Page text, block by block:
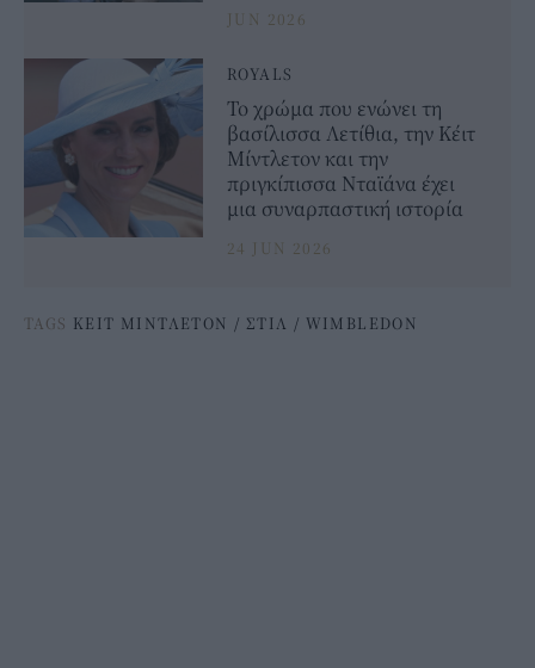
JUN 2026
ROYALS
Το χρώμα που ενώνει τη
βασίλισσα Λετίθια, την Κέιτ
Μίντλετον και την
πριγκίπισσα Νταϊάνα έχει
μια συναρπαστική ιστορία
24 JUN 2026
TAGS ΚΕΙΤ ΜΙΝΤΛΕΤΟΝ / ΣΤΙΛ / WIMBLEDON